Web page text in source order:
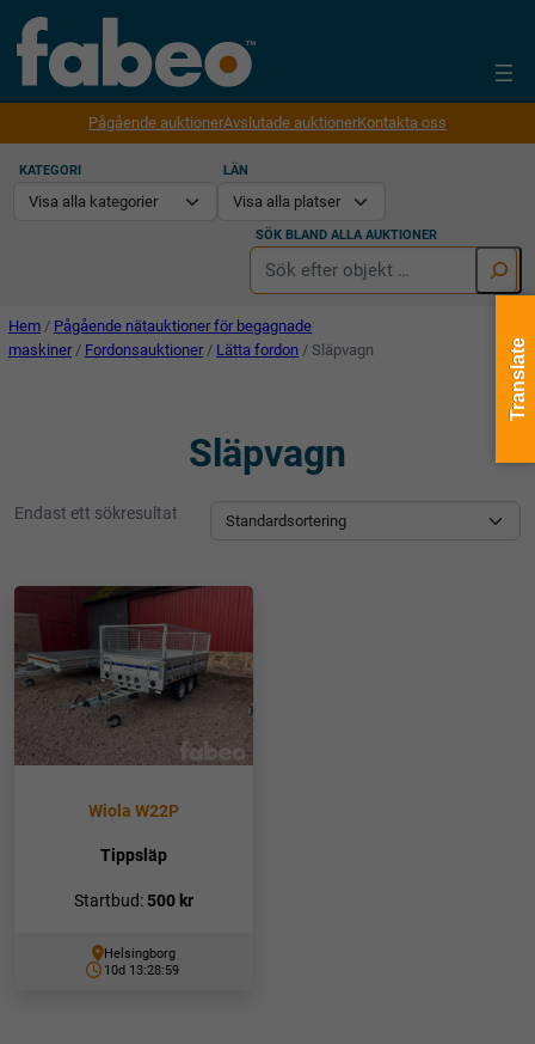
Pågående auktionerAvslutade auktionerKontakta oss
KATEGORI LÄN
SÖK BLAND ALLA AUKTIONER
Hem / Pågående nätauktioner för begagnade
maskiner / Fordonsauktioner / Lätta fordon / Släpvagn
Släpvagn
Endast ett sökresultat
Wiola W22P
Tippsläp
Startbud: 500 kr
Helsingborg
10d 13:28:59
Translate